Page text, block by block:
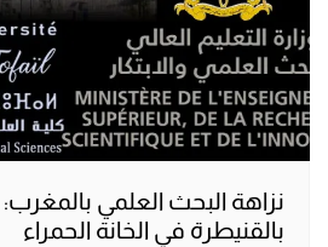
نزاهة البحث العلمي
بالقنيطرة في الخانة الحمراء